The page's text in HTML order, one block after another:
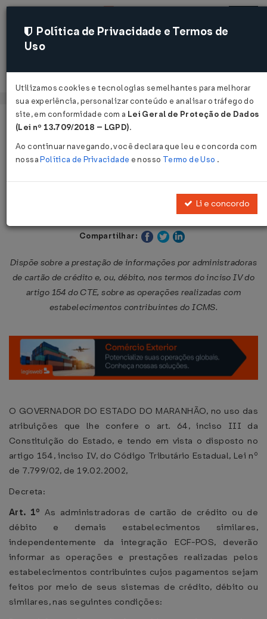
Acessar
Página Inicial Legislações
Decreto nº 23.827 de 11/03/2008
Publicado no DOE - MA em 12 mar 2008
Compartilhar:
Dispõe sobre a prestação de informações por administradoras
de cartão de crédito e, ou, débito, nos termos do inciso IV do
artigo 154 do CTE, sobre as operações realizadas com
estabelecimentos contribuintes do ICMS.
O GOVERNADOR DO ESTADO DO MARANHÃO, no uso das
atribuições que lhe confere o art. 64, inciso III da
Constituição do Estado, e tendo em vista o disposto no
artigo 154, inciso IV, do Código Tributário Estadual, Lei nº
de 7.799/02, de 19.02.2002,
Decreta:
Art. 1º As administradoras de cartão de crédito ou de
débito e demais estabelecimentos similares,
independentemente da integração ECF-POS, deverão
informar as operações e prestações realizadas pelos
estabelecimentos contribuintes cujos pagamentos sejam
feitos por meio de seus sistemas de crédito, débito ou
similares, nas seguintes condições:
Política de Privacidade e Termos de
Uso
Utilizamos cookies e tecnologias semelhantes para melhorar
sua experiência, personalizar conteúdo e analisar o tráfego do
site, em conformidade com a Lei Geral de Proteção de Dados
(Lei nº 13.709/2018 – LGPD).
Ao continuar navegando, você declara que leu e concorda com
nossaPolítica de Privacidade e nosso Termo de Uso .
Li e concordo